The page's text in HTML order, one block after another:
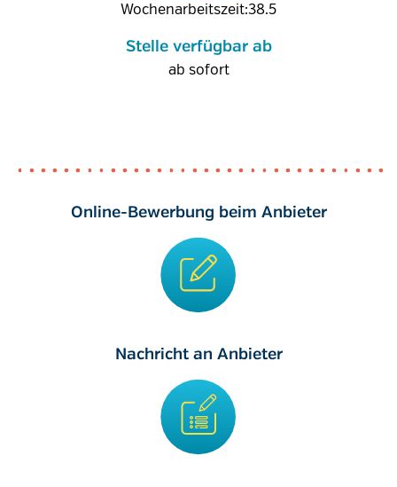
Wochenarbeitszeit:38.5
Stelle verfügbar ab
ab sofort
Online-Bewerbung beim Anbieter
Nachricht an Anbieter